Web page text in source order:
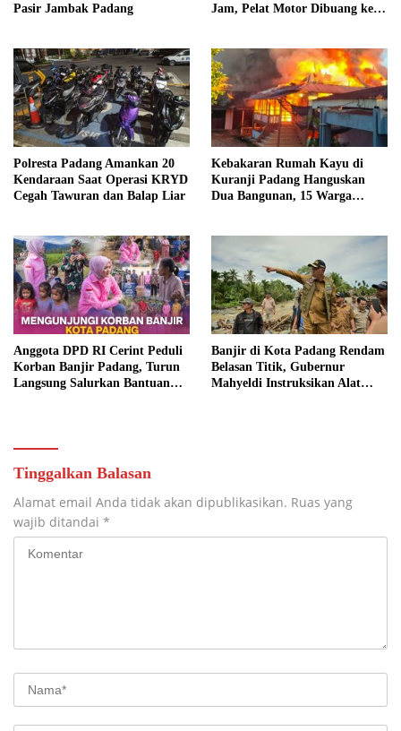
Pasir Jambak Padang
Jam, Pelat Motor Dibuang ke
Polresta Padang Amankan 20
Kendaraan Saat Operasi KRYD
Cegah Tawuran dan Balap Liar
Kebakaran Rumah Kayu di
Kuranji Padang Hanguskan
Dua Bangunan, 15 Warga
Anggota DPD RI Cerint Peduli
Korban Banjir Padang, Turun
Langsung Salurkan Bantuan
Banjir di Kota Padang Rendam
Belasan Titik, Gubernur
Mahyeldi Instruksikan Alat
Tinggalkan Balasan
Alamat email Anda tidak akan dipublikasikan. Ruas yang
wajib ditandai *